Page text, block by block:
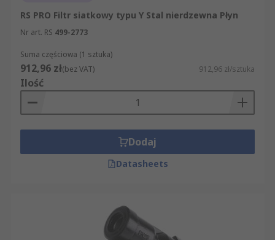
RS PRO Filtr siatkowy typu Y Stal nierdzewna Płyn
Nr art. RS 499-2773
Suma częściowa (1 sztuka)
912,96 zł(bez VAT) 912,96 zł/sztuka
Ilość
Dodaj
Datasheets